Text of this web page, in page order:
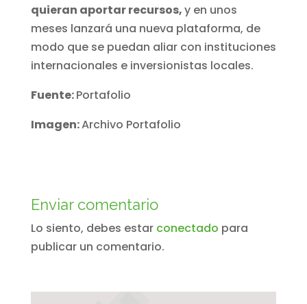
quieran aportar recursos,y en unos
meses lanzará una nueva plataforma, de
modo que se puedan aliar con instituciones
internacionales e inversionistas locales.
Fuente:Portafolio
Imagen:Archivo Portafolio
Enviar comentario
Lo siento, debes estar conectado para
publicar un comentario.